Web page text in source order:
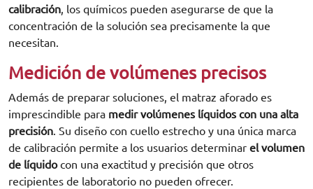
calibración, los químicos pueden asegurarse de que la
concentración de la solución sea precisamente la que
necesitan.
Medición de volúmenes precisos
Además de preparar soluciones, el matraz aforado es
imprescindible para medir volúmenes líquidos con una alta
precisión. Su diseño con cuello estrecho y una única marca
de calibración permite a los usuarios determinar el volumen
de líquidocon una exactitud y precisión que otros
recipientes de laboratorio no pueden ofrecer.